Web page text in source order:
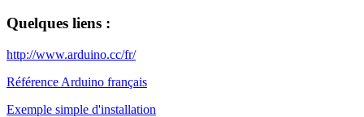
Quelques liens :
http://www.arduino.cc/fr/
Référence Arduino français
Exemple simple d'installation